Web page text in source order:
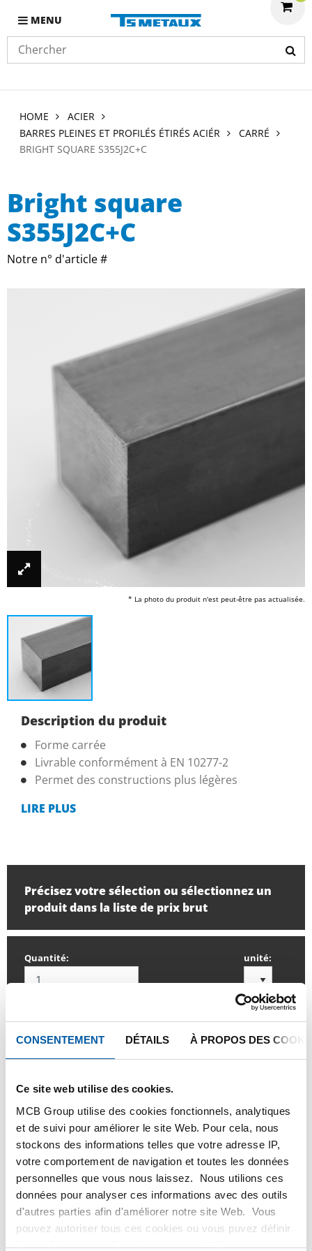
CONSENTEMENT DÉTAILS À PROPOS DES
Ce site web utilise des cookies.
MCB Group utilise des cookies fonctionnels, analytiques
et de suivi pour améliorer le site Web. Pour cela, nous
stockons des informations telles que votre adresse IP,
votre comportement de navigation et toutes les données
personnelles que vous nous laissez. Nous utilions ces
données pour analyser ces informations avec des outils
d'autres parties afin d'améliorer notre site Web. Vous
pouvez autoriser tous ces cookies ou vous puvez définir
les cookies vous-même si vous ne souhaitez pas que
MENU
HOME
ACIER
BARRES PLEINES ET PROFILÉS ÉTIRÉS ACIÉR
CARRÉ
BRIGHT SQUARE S355J2C+C
Bright square
S355J2C+C
Notre n° d'article #
* La photo du produit n'est peut-être pas actualisée.
Description du produit
Forme carrée
Livrable conformément à EN 10277-2
Permet des constructions plus légères
LIRE PLUS
Précisez votre sélection ou sélectionnez un
produit dans la liste de prix brut
Quantité: unité:
Veuillez vous connecter afin de pouvoir passer
commande
Commandez avec vos propres numéros d’articles
Calculez avec les prix actuels de TS Métaux
Suivez vos livraisons en ligne